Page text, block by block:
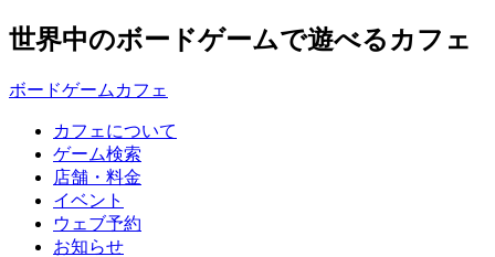
世界中のボードゲームで遊べるカフェ
ボードゲームカフェ
カフェについて
ゲーム検索
店舗・料金
イベント
ウェブ予約
お知らせ